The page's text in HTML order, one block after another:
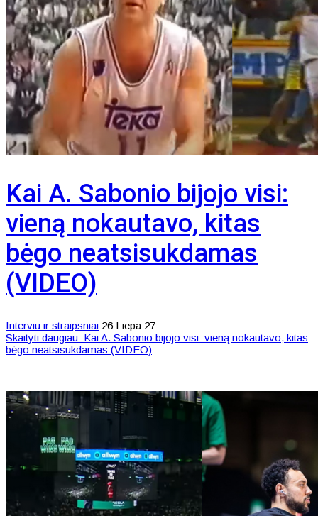
Kai A. Sabonio bijojo visi:
vieną nokautavo, kitas
bėgo neatsisukdamas
(VIDEO)
Interviu ir straipsniai 26 Liepa 27
Skaityti daugiau: Kai A. Sabonio bijojo visi: vieną nokautavo, kitas
bėgo neatsisukdamas (VIDEO)